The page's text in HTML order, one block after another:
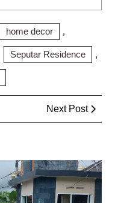
home decor ,
Seputar Residence ,
Next Post
Next
Post